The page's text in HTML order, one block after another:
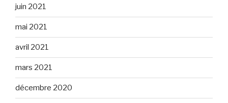
juin 2021
mai 2021
avril 2021
mars 2021
décembre 2020